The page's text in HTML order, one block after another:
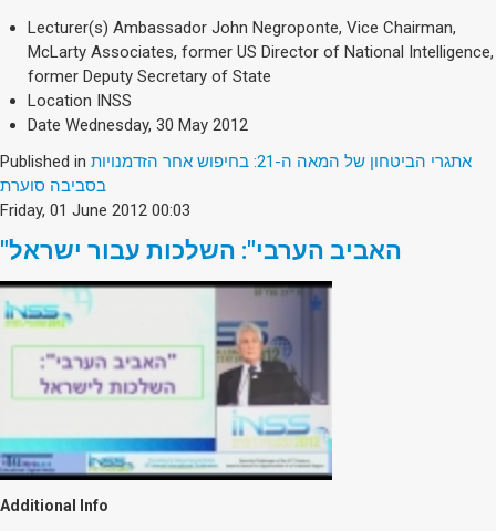
Science
Society & Politics
TAU General
SEARCH
Search
Lecturer(s) Ambassador John Negroponte, Vice Chairman,
McLarty Associates, former US Director of National Intelligence,
former Deputy Secretary of State
Location INSS
Date Wednesday, 30 May 2012
Published in אתגרי הביטחון של המאה ה-21: בחיפוש אחר הזדמנויות
בסביבה סוערת
Friday, 01 June 2012 00:03
"האביב הערבי": השלכות עבור ישראל
Additional Info